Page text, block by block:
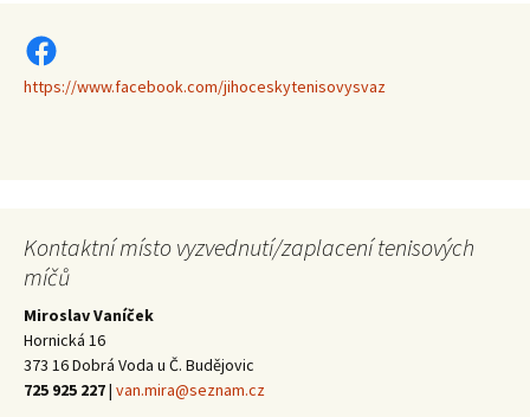
https://www.facebook.com/jihoceskytenisovysvaz
https://www.facebook.com/jihoceskytenisovysvaz
Kontaktní místo vyzvednutí/zaplacení tenisových
míčů
Miroslav Vaníček
Hornická 16
373 16 Dobrá Voda u Č. Budějovic
725 925 227| van.mira@seznam.cz